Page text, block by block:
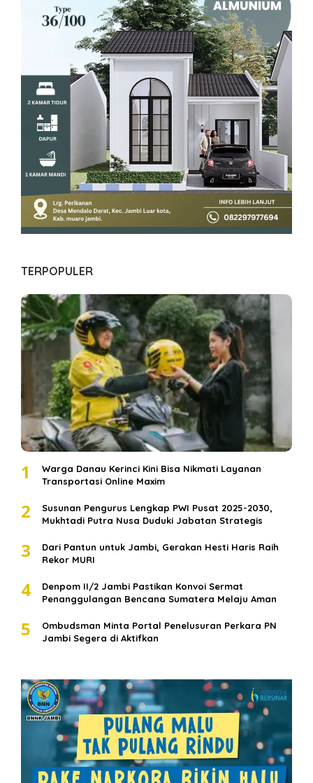
TERPOPULER
1
Warga Danau Kerinci Kini Bisa Nikmati Layanan
Transportasi Online Maxim
2
Susunan Pengurus Lengkap PWI Pusat 2025-2030,
Mukhtadi Putra Nusa Duduki Jabatan Strategis
3
Dari Pantun untuk Jambi, Gerakan Hesti Haris Raih
Rekor MURI
4
Denpom II/2 Jambi Pastikan Konvoi Sermat
Penanggulangan Bencana Sumatera Melaju Aman
5
Ombudsman Minta Portal Penelusuran Perkara PN
Jambi Segera di Aktifkan